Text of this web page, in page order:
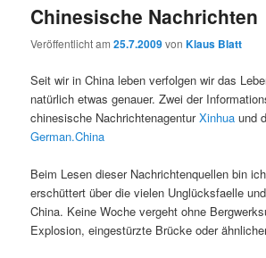
Chinesische Nachrichten
Veröffentlicht am25.7.2009vonKlaus Blatt
Seit wir in China leben verfolgen wir das
natürlich etwas genauer. Zwei der
chinesische NachrichtenagenturXinhua und
German.China
Beim Lesen dieser Nachrichtenquellen bin
erschüttert über die vielen Unglücksfaelle
China. Keine Woche vergeht ohne
Explosion, eingestürzte Brücke oder